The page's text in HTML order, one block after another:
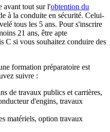
avant tout sur l'obtention du
à la conduite en sécurité. Celui-
tous les 5 ans. Pour s'inscrire
21 ans, être apte
C si vous souhaitez conduire des
formation préparatoire est
suivre :
de travaux publics et carrières,
d'engins, travaux
matériels, option travaux